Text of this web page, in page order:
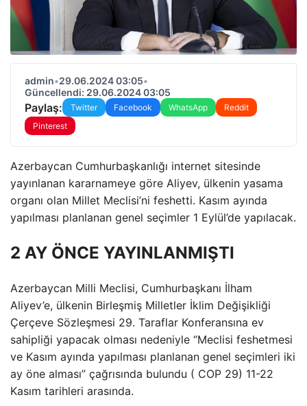
admin•29.06.2024 03:05•
Güncellendi: 29.06.2024 03:05
Paylaş: Twitter Facebook WhatsApp
Reddit
Pinterest
Azerbaycan Cumhurbaşkanlığı internet sitesinde
yayınlanan kararnameye göre Aliyev, ülkenin yasama
organı olan Millet Meclisi’ni feshetti. Kasım ayında
yapılması planlanan genel seçimler 1 Eylül’de yapılacak.
2 AY ÖNCE YAYINLANMIŞTI
Azerbaycan Milli Meclisi, Cumhurbaşkanı İlham
Aliyev’e, ülkenin Birleşmiş Milletler İklim Değişikliği
Çerçeve Sözleşmesi 29. Taraflar Konferansına ev
sahipliği yapacak olması nedeniyle “Meclisi feshetmesi
ve Kasım ayında yapılması planlanan genel seçimleri iki
ay öne alması” çağrısında bulundu ( COP 29) 11-22
Kasım tarihleri ​​arasında.